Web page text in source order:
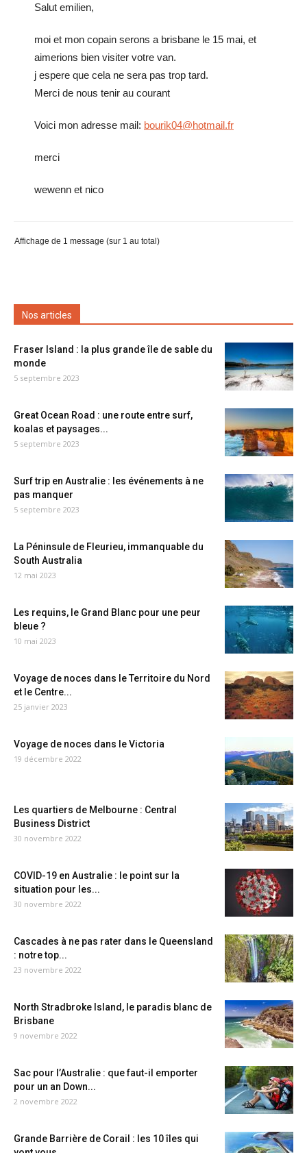
Salut emilien,
moi et mon copain serons a brisbane le 15 mai, et
aimerions bien visiter votre van.
j espere que cela ne sera pas trop tard.
Merci de nous tenir au courant
Voici mon adresse mail: bourik04@hotmail.fr
merci
wewenn et nico
Affichage de 1 message (sur 1 au total)
Nos articles
Fraser Island : la plus grande île de sable du
monde
5 septembre 2023
Great Ocean Road : une route entre surf,
koalas et paysages...
5 septembre 2023
Surf trip en Australie : les événements à ne
pas manquer
5 septembre 2023
La Péninsule de Fleurieu, immanquable du
South Australia
12 mai 2023
Les requins, le Grand Blanc pour une peur
bleue ?
10 mai 2023
Voyage de noces dans le Territoire du Nord
et le Centre...
25 janvier 2023
Voyage de noces dans le Victoria
19 décembre 2022
Les quartiers de Melbourne : Central
Business District
30 novembre 2022
COVID-19 en Australie : le point sur la
situation pour les...
30 novembre 2022
Cascades à ne pas rater dans le Queensland
: notre top...
23 novembre 2022
North Stradbroke Island, le paradis blanc de
Brisbane
9 novembre 2022
Sac pour l’Australie : que faut-il emporter
pour un an Down...
2 novembre 2022
Grande Barrière de Corail : les 10 îles qui